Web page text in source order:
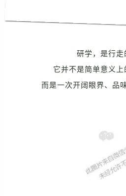
研学，是行走
它并不是简单意义
而是一次开阔眼界、品